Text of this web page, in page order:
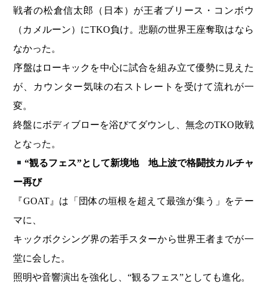
戦者の松倉信太郎（日本）が王者ブリース・コンボウ
（カメルーン）にTKO負け。悲願の世界王座奪取はなら
なかった。
序盤はローキックを中心に試合を組み立て優勢に見えた
が、カウンター気味の右ストレートを受けて流れが一
変。
終盤にボディブローを浴びてダウンし、無念のTKO敗戦
となった。
“観るフェス”として新境地 地上波で格闘技カルチャ
ー再び
『GOAT』は「団体の垣根を超えて最強が集う」をテー
マに、
キックボクシング界の若手スターから世界王者までが一
堂に会した。
照明や音響演出を強化し、“観るフェス”としても進化。